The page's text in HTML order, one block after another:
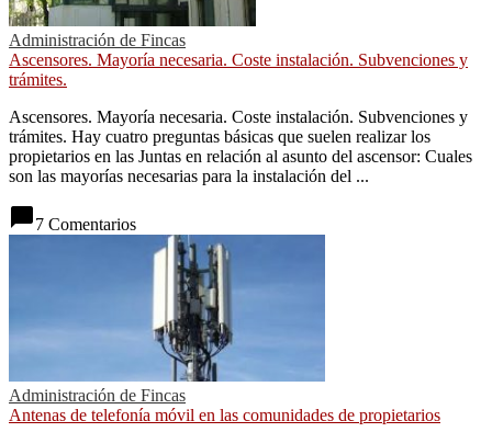
Administración de Fincas
Ascensores. Mayoría necesaria. Coste instalación. Subvenciones y
trámites.
Ascensores. Mayoría necesaria. Coste instalación. Subvenciones y
trámites. Hay cuatro preguntas básicas que suelen realizar los
propietarios en las Juntas en relación al asunto del ascensor: Cuales
son las mayorías necesarias para la instalación del ...
chat_bubble7 Comentarios
Administración de Fincas
Antenas de telefonía móvil en las comunidades de propietarios